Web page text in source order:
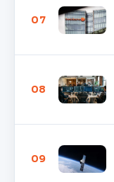
07
08
09